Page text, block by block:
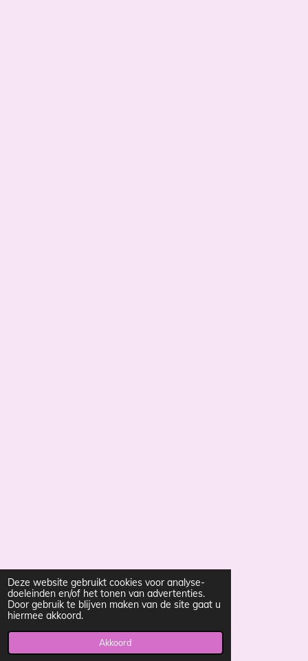
Deze website gebruikt cookies voor analyse-
doeleinden en/of het tonen van advertenties.
Door gebruik te blijven maken van de site gaat u
hiermee akkoord.
Akkoord